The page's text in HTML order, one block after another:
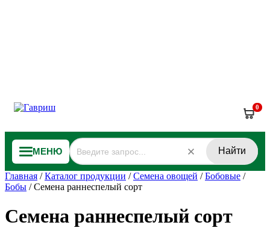
0
МЕНЮ Найти
Главная /Каталог продукции /Семена овощей /Бобовые /
Бобы /Семена раннеспелый сорт
Семена раннеспелый сорт